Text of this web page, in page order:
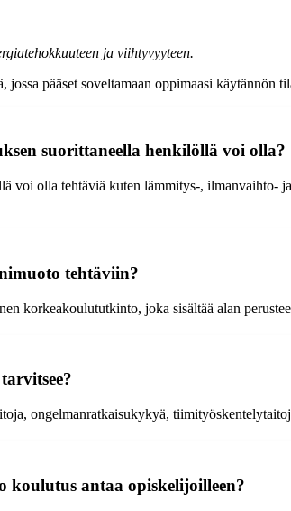
ja viihtyvyyteen.
pääset soveltamaan oppimaasi käytännön
suorittaneella henkilöllä voi olla?
olla tehtäviä kuten lämmitys-, ilmanvaihto-
tehtäviin?
korkeakoulututkinto, joka sisältää alan
ongelmanratkaisukykyä,
koulutus antaa opiskelijoilleen?